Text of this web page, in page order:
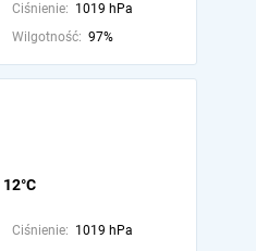
Ciśnienie: 1019 hPa
Wilgotność: 97%
12°C
Ciśnienie: 1019 hPa